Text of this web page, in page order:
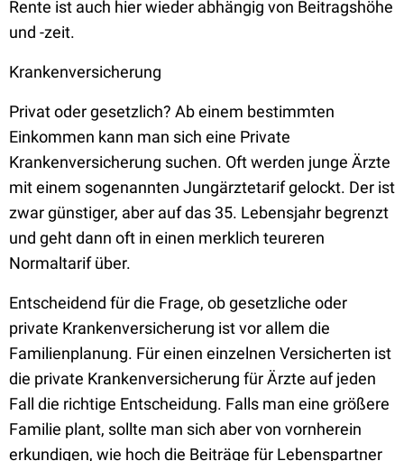
Rente ist auch hier wieder abhängig von Beitragshöhe
und -zeit.
Krankenversicherung
Privat oder gesetzlich? Ab einem bestimmten
Einkommen kann man sich eine Private
Krankenversicherung suchen. Oft werden junge Ärzte
mit einem sogenannten Jungärztetarif gelockt. Der ist
zwar günstiger, aber auf das 35. Lebensjahr begrenzt
und geht dann oft in einen merklich teureren
Normaltarif über.
Entscheidend für die Frage, ob gesetzliche oder
private Krankenversicherung ist vor allem die
Familienplanung. Für einen einzelnen Versicherten ist
die private Krankenversicherung für Ärzte auf jeden
Fall die richtige Entscheidung. Falls man eine größere
Familie plant, sollte man sich aber von vornherein
erkundigen, wie hoch die Beiträge für Lebenspartner